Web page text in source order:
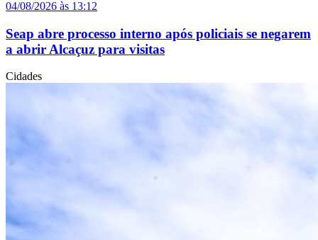
04/08/2026 às 13:12
Seap abre processo interno após policiais se negarem
a abrir Alcaçuz para visitas
Cidades